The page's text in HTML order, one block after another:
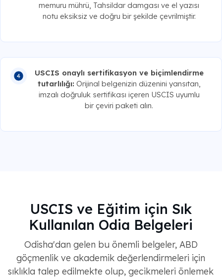
memuru mührü, Tahsildar damgası ve el yazısı
notu eksiksiz ve doğru bir şekilde çevrilmiştir.
USCIS onaylı sertifikasyon ve biçimlendirme
tutarlılığı: Orijinal belgenizin düzenini yansıtan,
imzalı doğruluk sertifikası içeren USCIS uyumlu
bir çeviri paketi alın.
USCIS ve Eğitim için Sık
Kullanılan Odia Belgeleri
Odisha'dan gelen bu önemli belgeler, ABD
göçmenlik ve akademik değerlendirmeleri için
sıklıkla talep edilmekte olup, gecikmeleri önlemek